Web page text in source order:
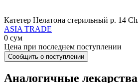
Катетер Нелатона стерильный р. 14
ASIA TRADE
0 сум
Цена при последнем поступлении
Сообщить о поступлении
Аналогичные